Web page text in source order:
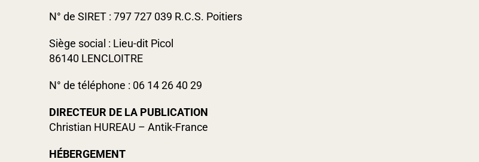
N° de SIRET : 797 727 039 R.C.S. Poitiers
Siège social : Lieu-dit Picol
86140 LENCLOITRE
N° de téléphone : 06 14 26 40 29
DIRECTEUR DE LA PUBLICATION
Christian HUREAU – Antik-France
HÉBERGEMENT